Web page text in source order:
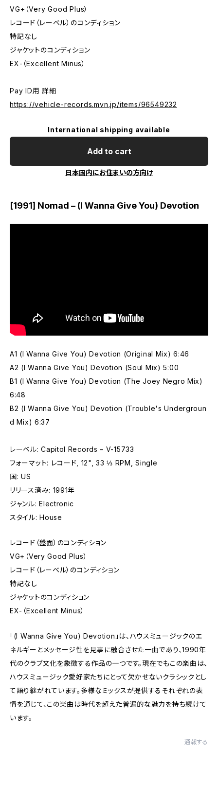
VG+（Very Good Plus）
レコード（レーベル）のコンディション
特記なし
ジャケットのコンディション
EX-（Excellent Minus）
Pay ID用 詳細
https://vehicle-records.mvn.jp/items/96549232
International shipping available
Add to cart
日本国内にお住まいの方向け
[1991] Nomad – (I Wanna Give You) Devotion
A1 (I Wanna Give You) Devotion (Original Mix) 6:46
A2 (I Wanna Give You) Devotion (Soul Mix) 5:00
B1 (I Wanna Give You) Devotion (The Joey Negro Mix)
6:48
B2 (I Wanna Give You) Devotion (Trouble's Undergroun
d Mix) 6:37
レーベル: Capitol Records – V-15733
フォーマット: レコード, 12", 33 ⅓ RPM, Single
国: US
リリース済み: 1991年
ジャンル: Electronic
スタイル: House
レコード（盤面）のコンディション
VG+（Very Good Plus）
レコード（レーベル）のコンディション
特記なし
ジャケットのコンディション
EX-（Excellent Minus）
「(I Wanna Give You) Devotion」は、ハウスミュージックのエ
ネルギーとメッセージ性を見事に融合させた一曲であり、1990年
代のクラブ文化を象徴する作品の一つです。現在でもこの楽曲は、
ハウスミュージック愛好家たちにとって欠かせないクラシックとし
て語り継がれています。多様なミックスが提供するそれぞれの表
情を通じて、この楽曲は時代を超えた普遍的な魅力を持ち続けて
います。
通報する